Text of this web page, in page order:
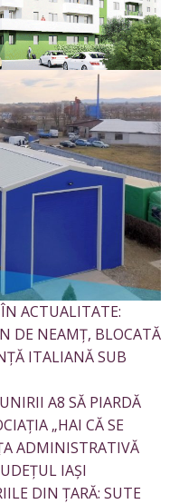
ACTUALITATE:
DE NEAMȚ, BLOCATĂ
ITALIANĂ SUB
A8 SĂ PIARDĂ
„HAI CĂ SE
ADMINISTRATIVĂ
IAȘI
DIN ȚARĂ: SUTE